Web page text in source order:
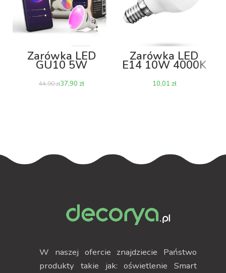
Żarówka LED
GU10 5W
44,90zł37,90 zł
Żarówka LED
E14 10W 4000K
zł
W naszej ofercie znajdziecie Państwo
produkty takie jak: oświetlenie Smart